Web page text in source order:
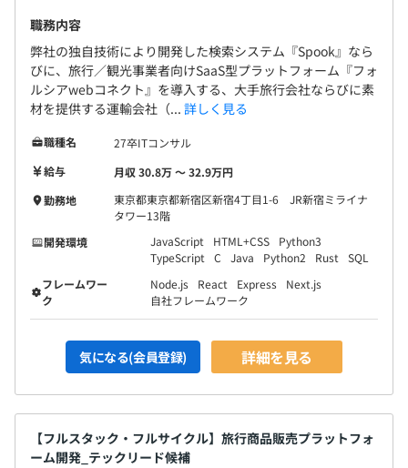
職務内容
弊社の独自技術により開発した検索システム『Spook』なら
びに、旅行／観光事業者向けSaaS型プラットフォーム『フォ
ルシアwebコネクト』を導入する、大手旅行会社ならびに素
材を提供する運輸会社（... 詳しく見る
職種名
27卒ITコンサル
給与
月収 30.8万 〜 32.9万円
勤務地
東京都東京都新宿区新宿4丁目1-6 JR新宿ミライナ
タワー13階
開発環境
JavaScript HTML+CSS
Python3
TypeScript
C Java Python2 Rust
SQL
フレームワー
ク
Node.js React Express
Next.js
自社フレームワーク
気になる(会員登録) 詳細を見る
【フルスタック・フルサイクル】旅行商品販売プラットフォ
ーム開発_テックリード候補